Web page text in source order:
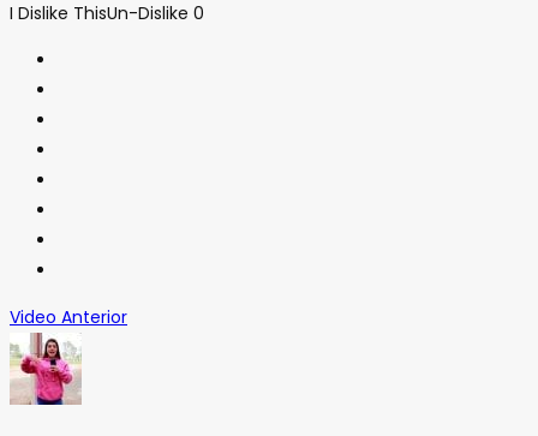
I Dislike ThisUn-Dislike 0
Video Anterior